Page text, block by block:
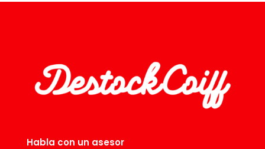
Habla con un asesor